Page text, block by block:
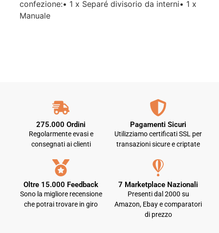
confezione:• 1 x Separé divisorio da interni• 1 x
Manuale
275.000 Ordini
Regolarmente evasi e
consegnati ai clienti
Pagamenti Sicuri
Utilizziamo certificati SSL per
transazioni sicure e criptate
Oltre 15.000 Feedback
Sono la migliore recensione
che potrai trovare in giro
7 Marketplace Nazionali
Presenti dal 2000 su
Amazon, Ebay e comparatori
di prezzo